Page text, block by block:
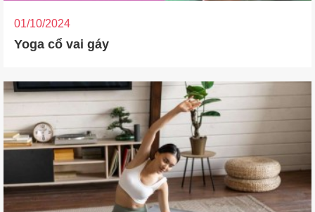
01/10/2024
Yoga cổ vai gáy